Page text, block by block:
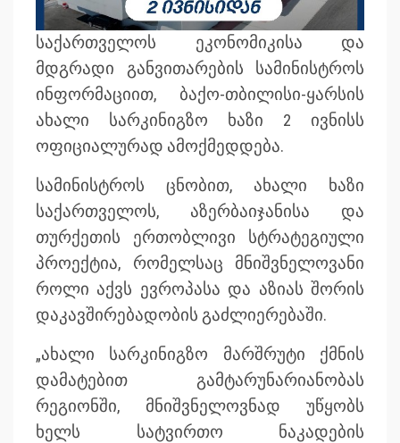
საქართველოს ეკონომიკისა და
მდგრადი განვითარების სამინისტროს
ინფორმაციით, ბაქო-თბილისი-ყარსის
ახალი სარკინიგზო ხაზი 2 ივნისს
ოფიციალურად ამოქმედდება.
სამინისტროს ცნობით, ახალი ხაზი
საქართველოს, აზერბაიჯანისა და
თურქეთის ერთობლივი სტრატეგიული
პროექტია, რომელსაც მნიშვნელოვანი
როლი აქვს ევროპასა და აზიას შორის
დაკავშირებადობის გაძლიერებაში.
„ახალი სარკინიგზო მარშრუტი ქმნის
დამატებით გამტარუნარიანობას
რეგიონში, მნიშვნელოვნად უწყობს
ხელს სატვირთო ნაკადების